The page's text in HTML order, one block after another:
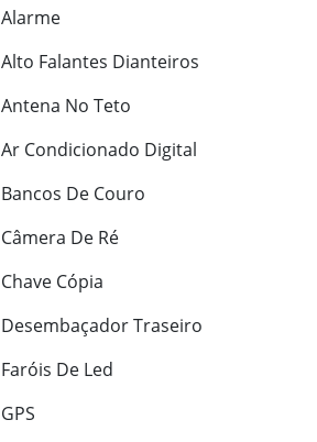
Alarme
Alto Falantes Dianteiros
Antena No Teto
Ar Condicionado Digital
Bancos De Couro
Câmera De Ré
Chave Cópia
Desembaçador Traseiro
Faróis De Led
GPS